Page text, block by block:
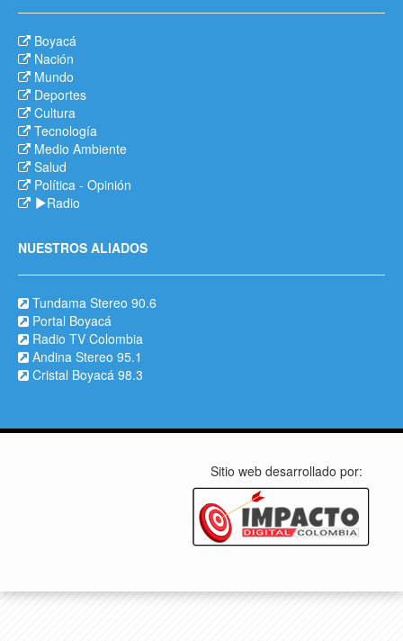
Boyacá
Nación
Mundo
Deportes
Cultura
Tecnología
Medio Ambiente
Salud
Política - Opinión
Radio
NUESTROS ALIADOS
Tundama Stereo 90.6
Portal Boyacá
Radio TV Colombia
Andina Stereo 95.1
Cristal Boyacá 98.3
Sitio web desarrollado por: